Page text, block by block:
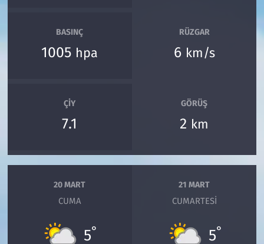
BASINÇ
1005 hpa
RÜZGAR
6 km/s
ÇIY
7.1
GÖRÜŞ
2 km
20 MART
CUMA
5°
21 MART
CUMARTESI
5°